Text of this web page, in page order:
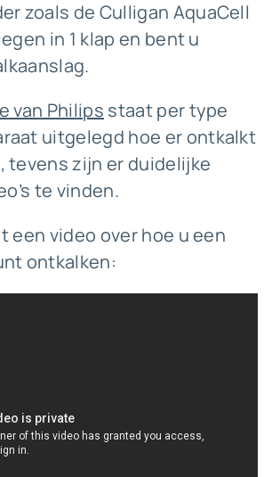
zoals de Culligan AquaCell
in 1 klap en bent u
van Philips staat per type
uitgelegd hoe er ontkalkt
tevens zijn er duidelijke
te vinden.
een video over hoe u een
ontkalken: